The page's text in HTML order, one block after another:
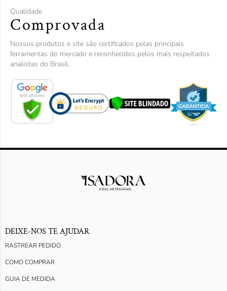
Qualidade
Comprovada
Nossos produtos e site são certificados pelas principais
ferramentas do mercado e reconhecidos pelos mais respeitados
analistas do Brasil.
DEIXE-NOS TE AJUDAR
RASTREAR PEDIDO
COMO COMPRAR
GUIA DE MEDIDA